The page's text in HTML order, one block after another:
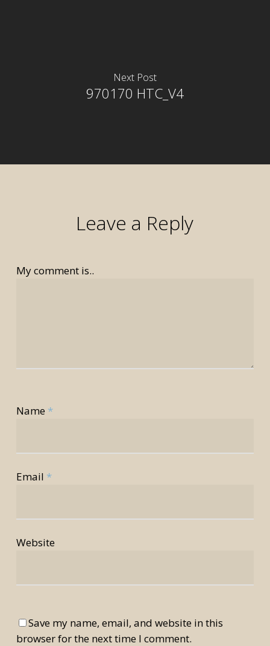
Next Post
970170 HTC_V4
Leave a Reply
My comment is..
Name *
Email *
Website
Save my name, email, and website in this
browser for the next time I comment.